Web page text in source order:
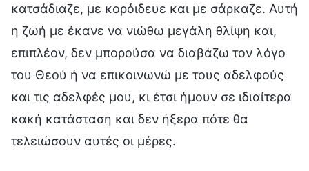
κατσάδιαζε, με κορόιδευε και με σάρκαζε. Αυτή
η ζωή με έκανε να νιώθω μεγάλη θλίψη και,
επιπλέον, δεν μπορούσα να διαβάζω τον λόγο
του Θεού ή να επικοινωνώ με τους αδελφούς
και τις αδελφές μου, κι έτσι ήμουν σε ιδιαίτερα
κακή κατάσταση και δεν ήξερα πότε θα
τελειώσουν αυτές οι μέρες.